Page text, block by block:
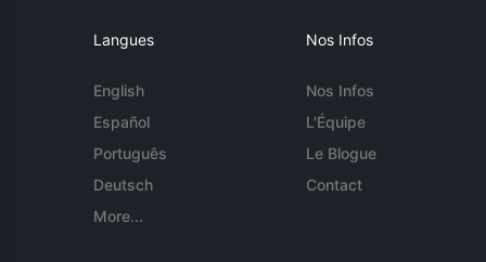
Langues
English
Español
Português
Deutsch
More...
Nos Infos
Nos Infos
L'Équipe
Le Blogue
Contact